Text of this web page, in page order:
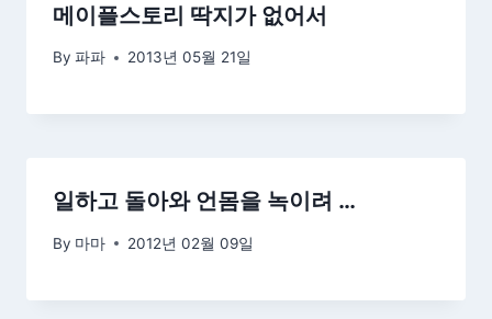
메이플스토리 딱지가 없어서
By 파파 2013년 05월 21일
일하고 돌아와 언몸을 녹이려 …
By 마마 2012년 02월 09일